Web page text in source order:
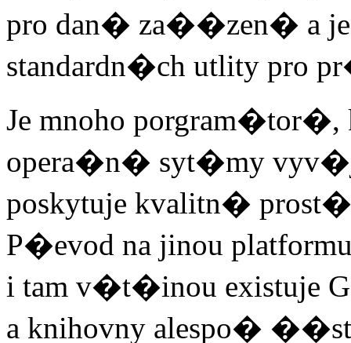
pro dan� za��zen� a
standardn�ch utlity pro
Je mnoho
opera�n� syt�my
poskytuje kvalitn�
P�evod na jinou
i tam v�t�inou existuje
a knihovny alespo�